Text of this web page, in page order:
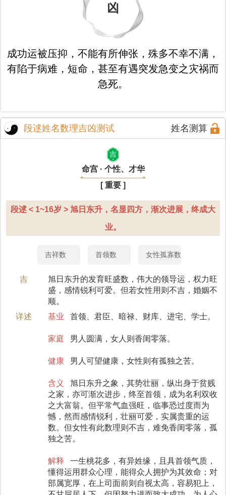
凶
成功运被压抑，不能有所伸张，殊多不幸不满，
有陷于病难，短命，甚至有遇突发急变之灾祸而
急死。
段逑姓名数理吉凶测试 姓名测算
吉
命宫 · 个性、才华
[ 重要 ]
段逑 < 1~16岁 > 旭日东升，名显四方，渐次进展，终成大
业。
吉祥数 首领数 女性孤寡数
吉
旭日东升的发育旺盛数，伟大的领导运，权力旺
盛，感情锐利可爱。但若女性用则不吉，婚姻不
顺。
详述
基业 首领、君臣、暗禄、财库、进宅、学士。
家庭 男人圆满，女人则香闺零落。
健康 男人可望健康，女性则有孤独之苦。
含义
旭日东升之象，其势壮丽，纵出身于贫贱
之家，亦可渐次进步，终至首领，成为名利双收
之大富翁。但平常气血强旺，临事恐过度而为
憾，然而感情锐利，壮丽可爱，实属贵重的运
数。但女性有此数理则不吉，难免香闺零落，孤
独之苦。
解释
一生桃花多，有异姓缘，且具首领气质，
懂得运用群众心理，能得众人拥护为其效命；对
部属宽厚，在上司面前则自视太高，容易犯上，